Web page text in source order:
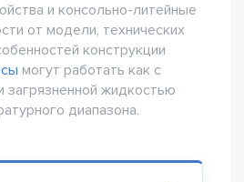
и консольно-литейные
от модели, технических
конструкции
могут работать как с
загрязненной жидкостью
диапазона.